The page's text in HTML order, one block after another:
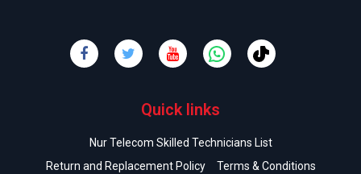
Quick links
Nur Telecom Skilled Technicians List
Return and Replacement Policy
Terms & Conditions